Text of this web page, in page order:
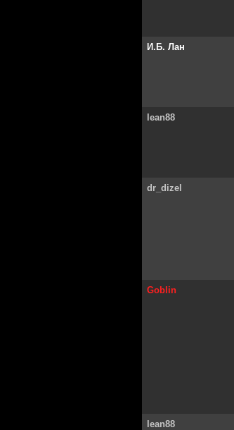
И.Б. Лан
lean88
dr_dizel
Goblin
lean88